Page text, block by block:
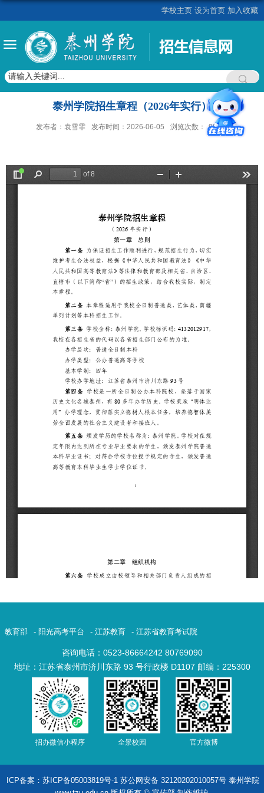
学校主页 设为首页 加入收藏
泰州学院招生章程（2026年实行）
发布者：袁雪霏 发布时间：2026-06-05 浏览次数： 9888
教育部 - 阳光高考平台 - 江苏教育 - 江苏省教育考试院
咨询电话：0523-86664242 80769090
地址：江苏省泰州市济川东路 93 号行政楼 D1107 邮编：225300
招办微信小程序 全景校园 官方微博
ICP备案：苏ICP备05003819号-1 苏公网安备 32120202010057号 泰州学院